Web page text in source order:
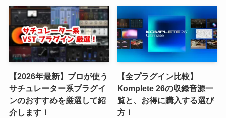
【2026年最新】プロが使う
サチュレーター系プラグイ
ンのおすすめを厳選して紹
介します！
【全プラグイン比較】
Komplete 26の収録音源一
覧と、お得に購入する選び
方！